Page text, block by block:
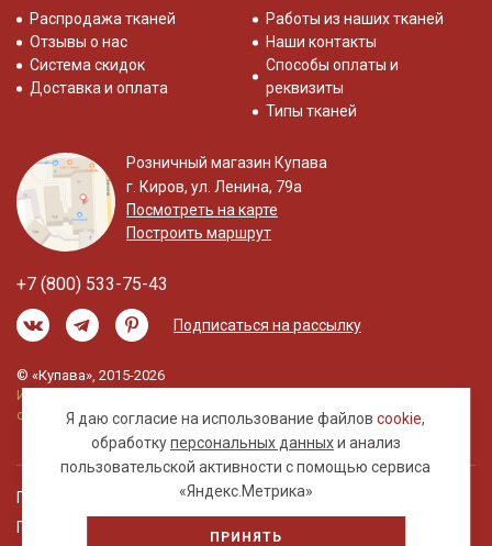
Я даю согласие на использование файловcookie,
обработкуперсональных данныхи анализ
пользовательской активности с помощью сервиса
«Яндекс.Метрика»
ПРИНЯТЬ
Распродажа тканей
Отзывы о нас
Система скидок
Доставка и оплата
Работы из наших тканей
Наши контакты
Способы оплаты и
реквизиты
Типы тканей
Розничный магазин Купава
г. Киров, ул. Ленина, 79а
Посмотреть на карте
Построить маршрут
+7 (800) 533-75-43
Подписаться на рассылку
© «Купава», 2015-2026
Информация на сайте не является публичной
офертой.
Правовая информация
Политика обработки персональных данных